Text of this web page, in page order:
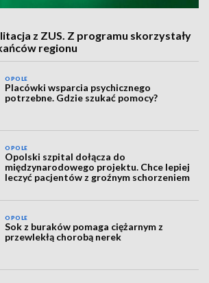
z ZUS. Z programu skorzystały
regionu
OPOLE
Placówki wsparcia psychicznego
potrzebne. Gdzie szukać pomocy?
OPOLE
Opolski szpital dołącza do
międzynarodowego projektu. Chce lepiej
leczyć pacjentów z groźnym schorzeniem
OPOLE
Sok z buraków pomaga ciężarnym z
przewlekłą chorobą nerek